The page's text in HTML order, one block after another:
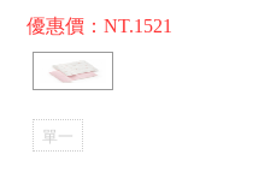
優惠價：NT.1521
單一
選項